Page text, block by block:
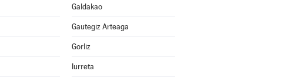
Galdakao
Gautegiz Arteaga
Gorliz
Iurreta